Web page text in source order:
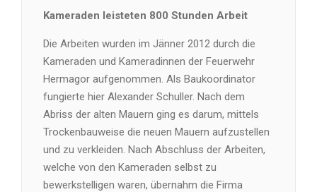
Kameraden leisteten 800 Stunden Arbeit
Die Arbeiten wurden im Jänner 2012 durch die
Kameraden und Kameradinnen der Feuerwehr
Hermagor aufgenommen. Als Baukoordinator
fungierte hier Alexander Schuller. Nach dem
Abriss der alten Mauern ging es darum, mittels
Trockenbauweise die neuen Mauern aufzustellen
und zu verkleiden. Nach Abschluss der Arbeiten,
welche von den Kameraden selbst zu
bewerkstelligen waren, übernahm die Firma